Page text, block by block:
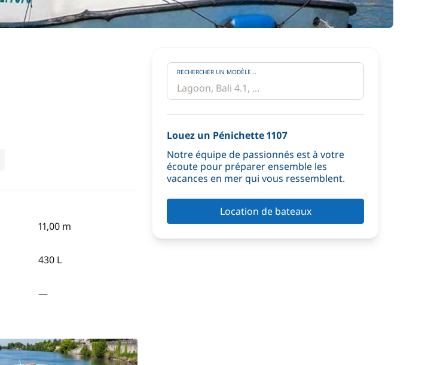
11,00 m
430 L
—
RECHERCHER UN MODÈLE...
Louez un Pénichette 1107
Notre équipe de passionnés est à votre
écoute pour préparer ensemble les
vacances en mer qui vous ressemblent.
Location de bateaux